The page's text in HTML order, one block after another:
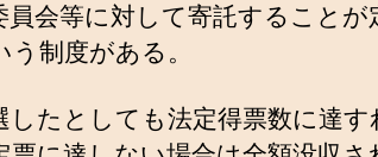
員会等に対して寄託することが
制度がある。
したとしても法定得票数に達す